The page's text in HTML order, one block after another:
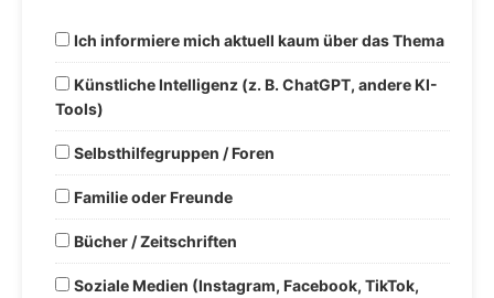
Ich informiere mich aktuell kaum über das Thema
Künstliche Intelligenz (z. B. ChatGPT, andere KI-
Tools)
Selbsthilfegruppen / Foren
Familie oder Freunde
Bücher / Zeitschriften
Soziale Medien (Instagram, Facebook, TikTok,